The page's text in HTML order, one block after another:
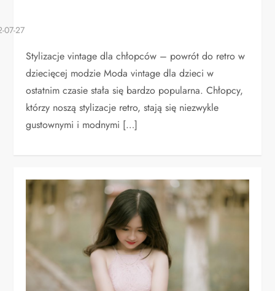
Stylizacje vintage dla chłopców – powrót do retro w
dziecięcej modzie Moda vintage dla dzieci w
ostatnim czasie stała się bardzo popularna. Chłopcy,
którzy noszą stylizacje retro, stają się niezwykle
gustownymi i modnymi […]